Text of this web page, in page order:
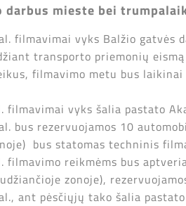
mieste bei
filmavimai vyks Balžio gatvės
transporto priemonių
filmavimo metu bus
vyks šalia pastato
bus rezervuojamos 10
bus statomas techninis
filmavimo reikmėms bus
zonoje),
ant pėsčiųjų tako šalia